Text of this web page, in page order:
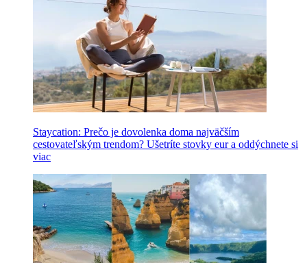
Staycation: Prečo je dovolenka doma najväčším
cestovateľským trendom? Ušetríte stovky eur a oddýchnete si
viac